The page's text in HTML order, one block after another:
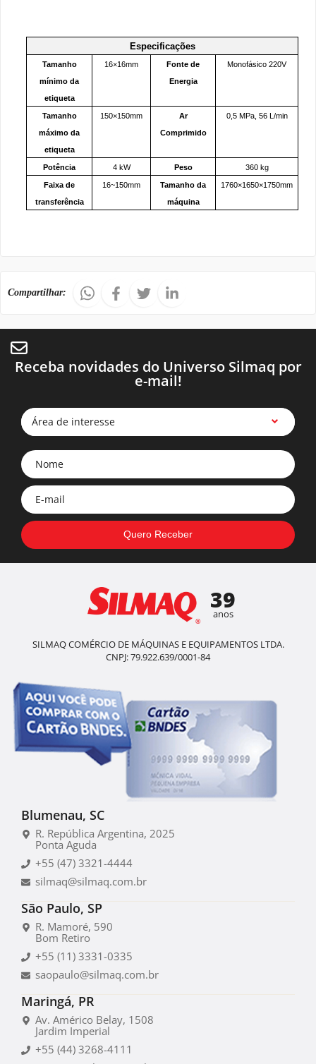
Especificações
Tamanho
mínimo da
etiqueta
16×16mm
Fonte de
Energia
Monofásico 220V
Tamanho
máximo da
etiqueta
150×150mm
Ar
Comprimido
0,5 MPa, 56 L/min
Potência 4 kW Peso 360 kg
Faixa de
transferência
16~150mm
Tamanho da
máquina
1760×1650×1750mm
Compartilhar:
Receba novidades do Universo Silmaq por
e-mail!
Área de interesse
39
anos
SILMAQ COMÉRCIO DE MÁQUINAS E EQUIPAMENTOS LTDA.
CNPJ: 79.922.639/0001-84
Blumenau, SC
R. República Argentina, 2025
Ponta Aguda
+55 (47) 3321-4444
silmaq@silmaq.com.br
São Paulo, SP
R. Mamoré, 590
Bom Retiro
+55 (11) 3331-0335
saopaulo@silmaq.com.br
Maringá, PR
Av. Américo Belay, 1508
Jardim Imperial
+55 (44) 3268-4111